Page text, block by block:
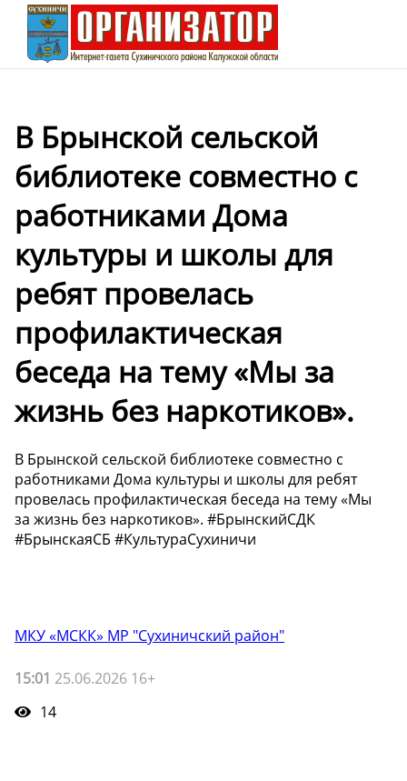
В Брынской сельской
библиотеке совместно с
работниками Дома
культуры и школы для
ребят провелась
профилактическая
беседа на тему «Мы за
жизнь без наркотиков».
В Брынской сельской библиотеке совместно с
работниками Дома культуры и школы для ребят
провелась профилактическая беседа на тему «Мы
за жизнь без наркотиков». #БрынскийСДК
#БрынскаяСБ #КультураСухиничи
МКУ «МСКК» МР "Сухиничский район"
15:01 25.06.2026 16+
14